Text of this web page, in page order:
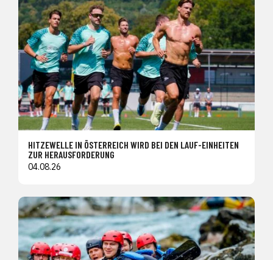
HITZEWELLE IN ÖSTERREICH WIRD BEI DEN LAUF-EINHEITEN
ZUR HERAUSFORDERUNG
04.08.26